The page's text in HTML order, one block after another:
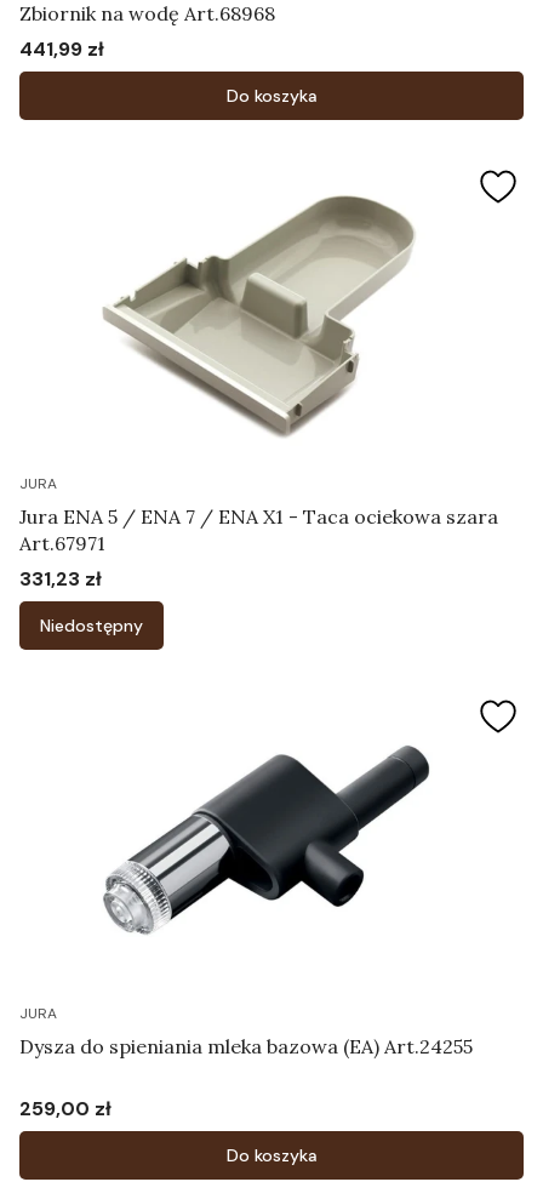
Zbiornik na wodę Art.68968
Cena
441,99 zł
Do koszyka
JURA
Jura ENA 5 / ENA 7 / ENA X1 - Taca ociekowa szara
Art.67971
Cena
331,23 zł
Niedostępny
JURA
Dysza do spieniania mleka bazowa (EA) Art.24255
Cena
259,00 zł
Do koszyka